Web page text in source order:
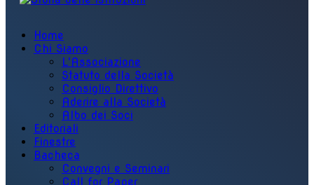
Home
Chi Siamo
L'Associazione
Statuto della Società
Consiglio Direttivo
Aderire alla Società
Albo dei Soci
Editoriali
Finestre
Bacheca
Convegni e Seminari
Call for Paper